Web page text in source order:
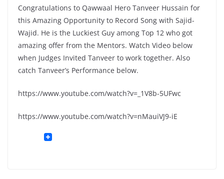
Congratulations to Qawwaal Hero Tanveer Hussain for
this Amazing Opportunity to Record Song with Sajid-
Wajid. He is the Luckiest Guy among Top 12 who got
amazing offer from the Mentors. Watch Video below
when Judges Invited Tanveer to work together. Also
catch Tanveer’s Performance below.
https://www.youtube.com/watch?v=_1V8b-5UFwc
https://www.youtube.com/watch?v=nMauiVJ9-iE